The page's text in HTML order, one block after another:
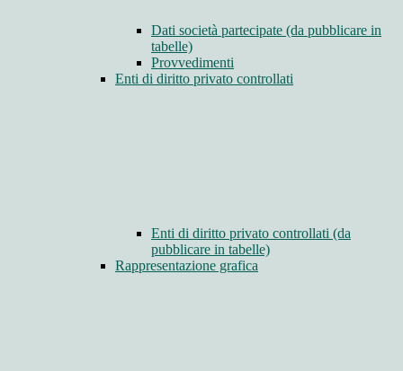
Dati società partecipate (da pubblicare in
tabelle)
Provvedimenti
Enti di diritto privato controllati
Enti di diritto privato controllati (da
pubblicare in tabelle)
Rappresentazione grafica